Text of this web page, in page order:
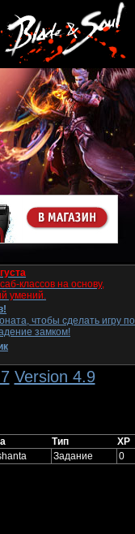
классов на основу,
умений.
чтобы сделать игру по
замком!
Version 4.9
Тип
XP
Задание 0